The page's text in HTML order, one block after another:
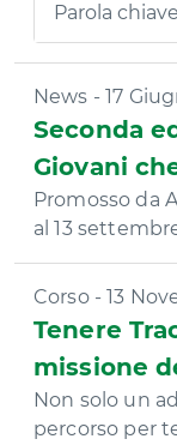
Parola
News - 17
Seconda
Giovani
Promosso da
al 13
Corso - 13
Tenere
missione
Non solo un
percorso per